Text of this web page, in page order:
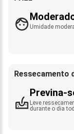
Umidade
Ressecamento
Previna-
Leve
durante o dia